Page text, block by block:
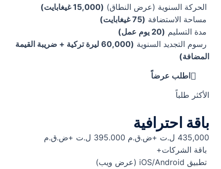
الحركة السنوية (عرض النطاق) (15,000 غيغابايت)
مساحة الاستضافة (75 غيغابايت)
مدة التسليم (20 يوم عمل)
رسوم التجديد السنوية
(60,000 ليرة تركية + ضريبة القيمة
المضافة)
اطلب عرضاً
الأكثر طلباً
باقة احترافية
435,000 ل.ت +ض.ق.م
395.000 ل.ت +ض.ق.م
باقة الشركات+
تطبيق iOS/Android (عرض ويب)